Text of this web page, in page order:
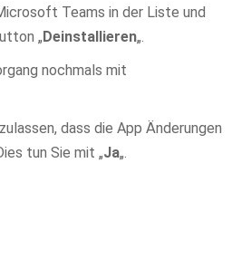
Teams in der Liste und
„Deinstallieren„.
nochmals mit
dass die App Änderungen
tun Sie mit „Ja„.